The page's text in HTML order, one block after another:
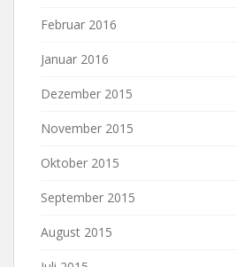
Februar 2016
Januar 2016
Dezember 2015
November 2015
Oktober 2015
September 2015
August 2015